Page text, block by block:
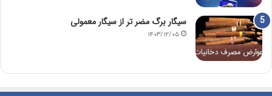
سیگار برگ مضر تر از سیگار معمولی
۱۴۰۳/۱۲/۰۵